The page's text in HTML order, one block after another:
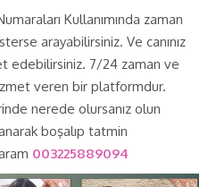
Kullanımında zaman
arayabilirsiniz. Ve canınız
edebilirsiniz. 7/24 zaman ve
veren bir platformdur.
nerede olursanız olun
boşalıp tatmin
003225889094